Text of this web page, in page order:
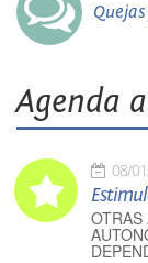
Agenda
08/
OTRAS